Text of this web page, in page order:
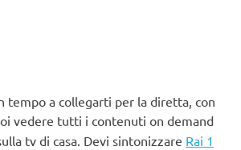
tempo a collegarti per la diretta, con
vedere tutti i contenuti on demand
tv di casa. Devi sintonizzare Rai 1